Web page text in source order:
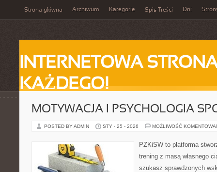
Strona główna Archiwum Kategorie Spis Treści Dni
INTERNETOWA
KAŻDEGO!
MOTYWACJA I PSYCHOLOGIA
POSTED BY ADMIN STY - 25 - 2026 MOŻLIWOŚĆ
PZKiSW to platforma
trening z masą własnego
szukasz sprawdzonych